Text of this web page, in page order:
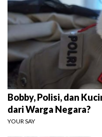
Bobby, Polisi, dan
dari Warga Negara?
YOUR SAY